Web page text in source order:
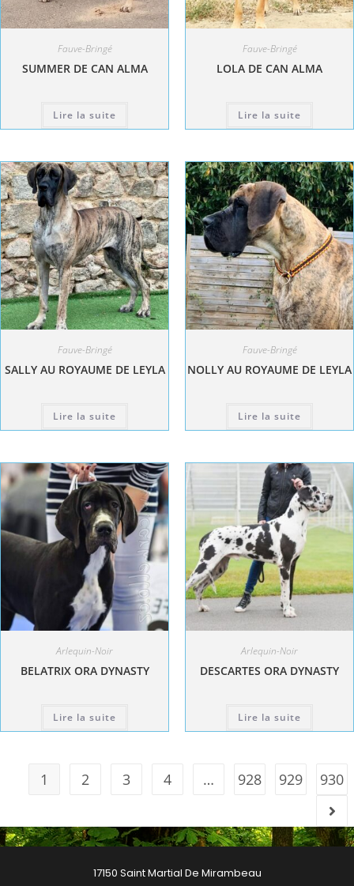
Fauve-Bringé
SUMMER DE CAN ALMA
Lire la suite
Fauve-Bringé
LOLA DE CAN ALMA
Lire la suite
Fauve-Bringé
SALLY AU ROYAUME DE LEYLA
Lire la suite
Fauve-Bringé
NOLLY AU ROYAUME DE LEYLA
Lire la suite
Arlequin-Noir
BELATRIX ORA DYNASTY
Lire la suite
Arlequin-Noir
DESCARTES ORA DYNASTY
Lire la suite
1 2 3 4 … 928 929 930
17150 Saint Martial De Mirambeau